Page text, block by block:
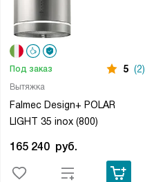
Вытяжка
Falmec Design+ POLAR
LIGHT 35 inox (800)
Под заказ 5 (2)
165 240 руб.